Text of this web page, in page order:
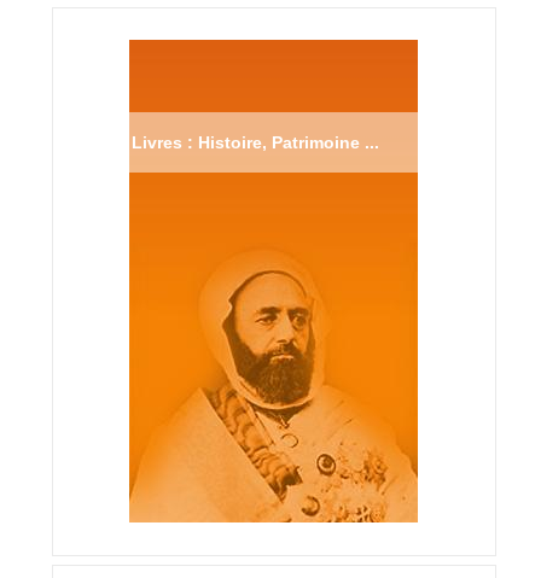
Livres : Histoire, Patrimoine ...